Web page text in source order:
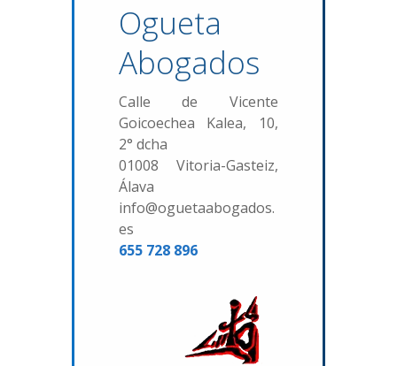
Ogueta
Abogados
Calle de Vicente
Goicoechea Kalea, 10,
2° dcha
01008 Vitoria-Gasteiz,
Álava
info@oguetaabogados.
es
655 728 896